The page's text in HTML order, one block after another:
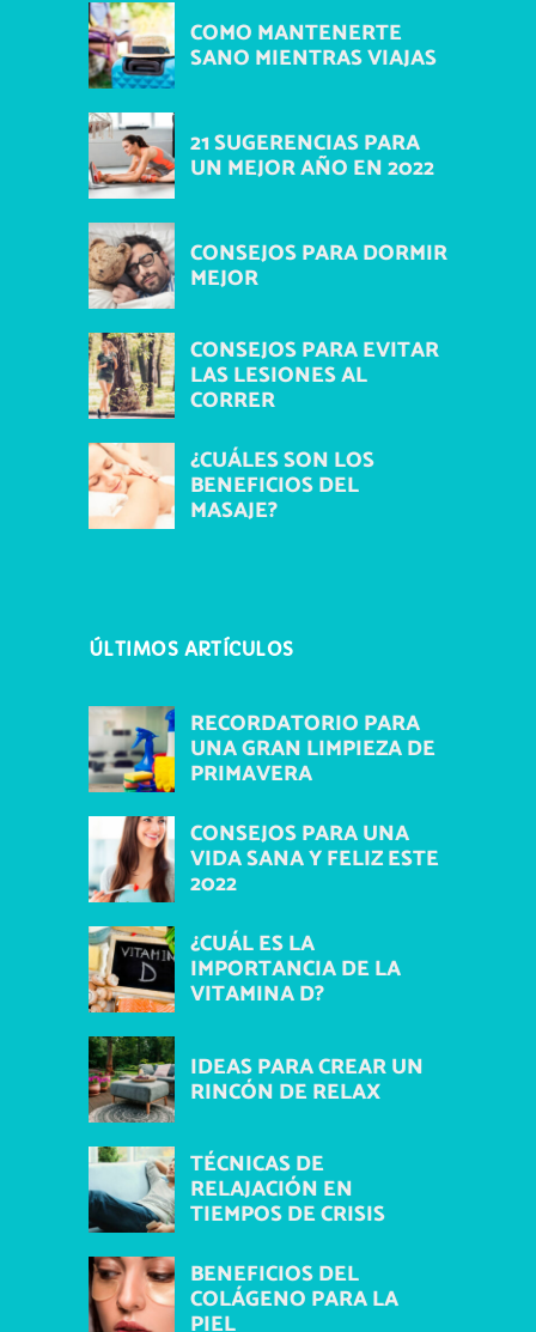
COMO MANTENERTE
SANO MIENTRAS VIAJAS
21 SUGERENCIAS PARA
UN MEJOR AÑO EN 2022
CONSEJOS PARA DORMIR
MEJOR
CONSEJOS PARA EVITAR
LAS LESIONES AL
CORRER
¿CUÁLES SON LOS
BENEFICIOS DEL
MASAJE?
ÚLTIMOS ARTÍCULOS
RECORDATORIO PARA
UNA GRAN LIMPIEZA DE
PRIMAVERA
CONSEJOS PARA UNA
VIDA SANA Y FELIZ ESTE
2022
¿CUÁL ES LA
IMPORTANCIA DE LA
VITAMINA D?
IDEAS PARA CREAR UN
RINCÓN DE RELAX
TÉCNICAS DE
RELAJACIÓN EN
TIEMPOS DE CRISIS
BENEFICIOS DEL
COLÁGENO PARA LA
PIEL